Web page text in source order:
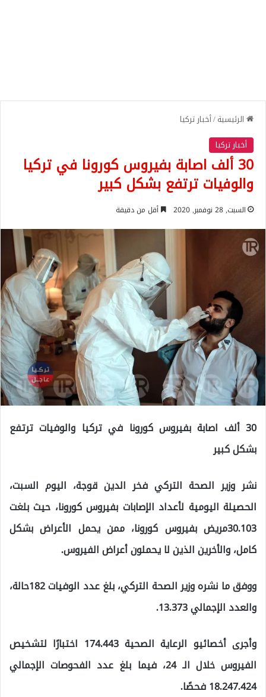
الرئيسية/أخبار تركيا
أخبار تركيا
30 ألف اصابة بفيروس كورونا في تركيا
والوفيات ترتفع بشكل كبير
السبت, 28 نوفمبر, 2020 أقل من دقيقة
30 ألف اصابة بفيروس كورونا في تركيا والوفيات ترتفع
بشكل كبير
نشر وزير الصحة التركي فخر الدين قوجة، اليوم السبت،
الحصيلة اليومية لأعداد الإصابات بفيروس كورونا، حيث بلغت
30.103مريض بفيروس كورونا، ممن يحمل الأعراض بشكل
كامل، والأخرين الذين لا يحملون أعراض الفيروس.
ووفق ما نشره وزير الصحة التركي، بلغ عدد الوفيات 182حالة،
والعدد الإجمالي 13.373.
وأجرى أخصائيو الرعاية الصحية 174.443 اختبارًا لتشخيص
الفيروس خلال الـ 24، فيما بلغ عدد الفحوصات الإجمالي
18.247.424 فحصًا.